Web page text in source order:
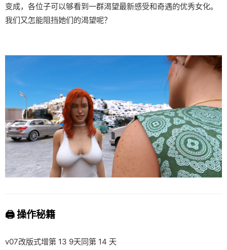
变成，各位子可以够看到一群渴望最新感受和奇遇的优秀女化。
我们又怎能阻挡她们的渴望呢？
🖨️ 操作秘籍
v07改版式增第 13 9天同第 14 天